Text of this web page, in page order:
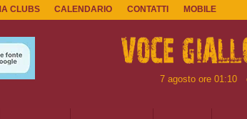
CLUBS CALENDARIO CONTATTI MOBILE
7 agosto ore 01:10